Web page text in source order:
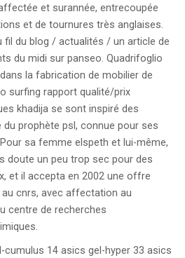
et surannée, entrecoupée
et de tournures très anglaises.
fil du blog / actualités / un article de
du midi sur panseo. Quadrifoglio
la fabrication de mobilier de
surfing rapport qualité/prix
khadija se sont inspiré des
prophète psl, connue pour ses
sa femme elspeth et lui-même,
doute un peu trop sec pour des
et il accepta en 2002 une offre
au cnrs, avec affectation au
centre de recherches
14 asics gel-hyper 33 asics